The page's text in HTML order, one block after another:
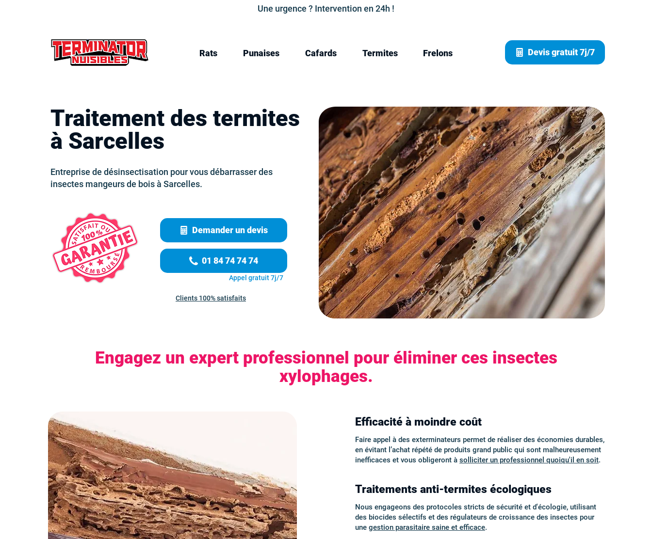
Une urgence ? Intervention en 24h !
Rats Punaises Cafards Termites Frelons Devis gratuit 7j/7
Traitement des termites
à Sarcelles
Entreprise de désinsectisation pour vous débarrasser des
insectes mangeurs de bois à Sarcelles.
01 84 74 74 74
Appel gratuit 7j/7
Demander un devis
Clients 100% satisfaits
Engagez un expert professionnel pour éliminer ces insectes
xylophages.
Efficacité à moindre coût
Faire appel à des exterminateurs permet de réaliser des économies durables,
en évitant l’achat répété de produits grand public qui sont malheureusement
inefficaces et vous obligeront à solliciter un professionnel quoiqu'il en soit.
Traitements anti-termites écologiques
Nous engageons des protocoles stricts de sécurité et d'écologie, utilisant
des biocides sélectifs et des régulateurs de croissance des insectes pour
une gestion parasitaire saine et efficace.